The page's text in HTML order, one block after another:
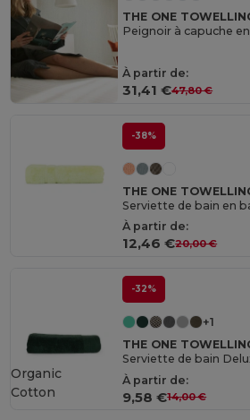
THE ONE
Peignoir à capuche
À partir de:
31,41 €47,80 €
-38%
THE ONE
Serviette de bain en
À partir de:
12,46 €20,00 €
-32%
+1
THE ONE
Serviette de bain
À partir de:
9,58 €14,00 €
Organic
Cotton